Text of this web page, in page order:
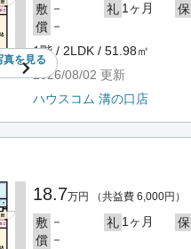
真を見る
敷 － 礼 1ヶ月 保
償 －
1階 / 2LDK / 51.98㎡
2026/08/02 更新
ハウスコム 溝の口店
18.7万円 （共益費 6,000円）
敷 － 礼 1ヶ月 保
償 －